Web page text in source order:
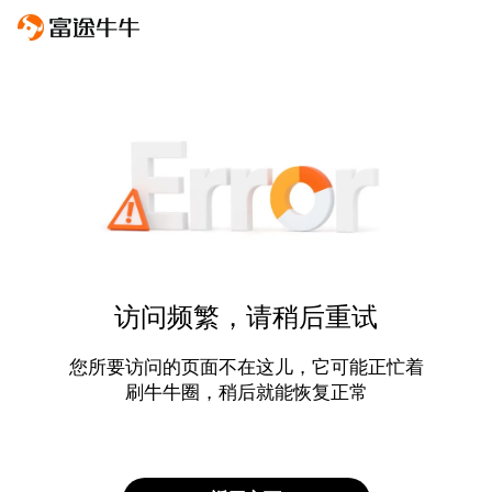
访问频繁，请稍后重试
您所要访问的页面不在这儿，它可能正忙着
刷牛牛圈，稍后就能恢复正常